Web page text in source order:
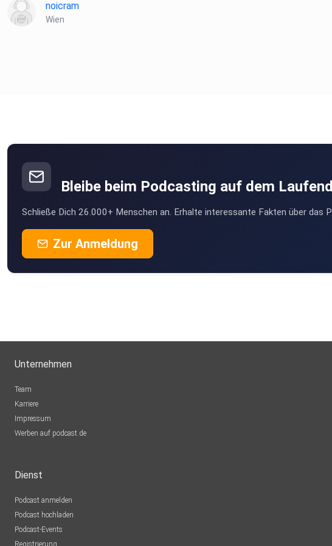
noicram
Wien
Bleibe beim Podcasting auf dem
Schließe Dich 26.000+ Menschen an. Erhalte interessante Fakten über das
Zur Anmeldung
Unternehmen
Team
Karriere
Impressum
Werben auf podcast.de
Dienst
Podcast anmelden
Podcast hochladen
Podcast-Events
Registrierung